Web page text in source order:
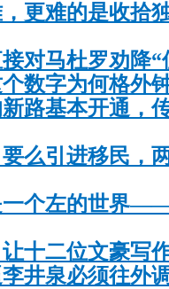
更难的是收拾
对马杜罗劝降“
数字为何格外
路基本开通，
么引进移民，
一个左的世界
十二位文豪写
井泉必须往外